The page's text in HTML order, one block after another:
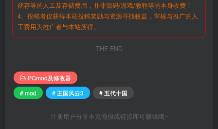
储存等的人工及存储费用，并非源码/游戏/教程等的本身收费！
4、投稿者仅获得本站投稿奖励与资源寻找收益，审核与推广的人
工费用为推广者与本站所得。
THE END
PCmod及修改器
# mod
# 王国风云3 # 五代十国
注册用户分享本页海报或链接即可赚钱哦~